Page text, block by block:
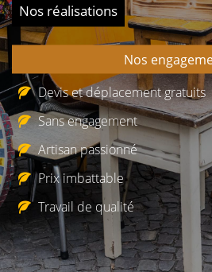
Nos réalisations
Nos
Devis et déplacement gratuits
Sans engagement
Artisan passionné
Prix imbattable
Travail de qualité